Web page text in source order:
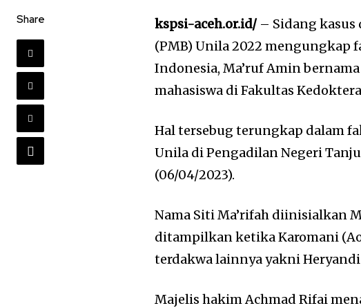
Share kspsi-aceh.or.id/– Sidang kasus
(PMB) Unila 2022 mengungkap
Indonesia, Ma’ruf Amin
mahasiswa di Fakultas
Hal tersebug terungkap dalam
Unila di Pengadilan Negeri
(06/04/2023).
Nama Siti Ma’rifah diinisialkan
ditampilkan ketika Karomani
terdakwa lainnya yakni Heryandi
Majelis hakim Achmad Rifai